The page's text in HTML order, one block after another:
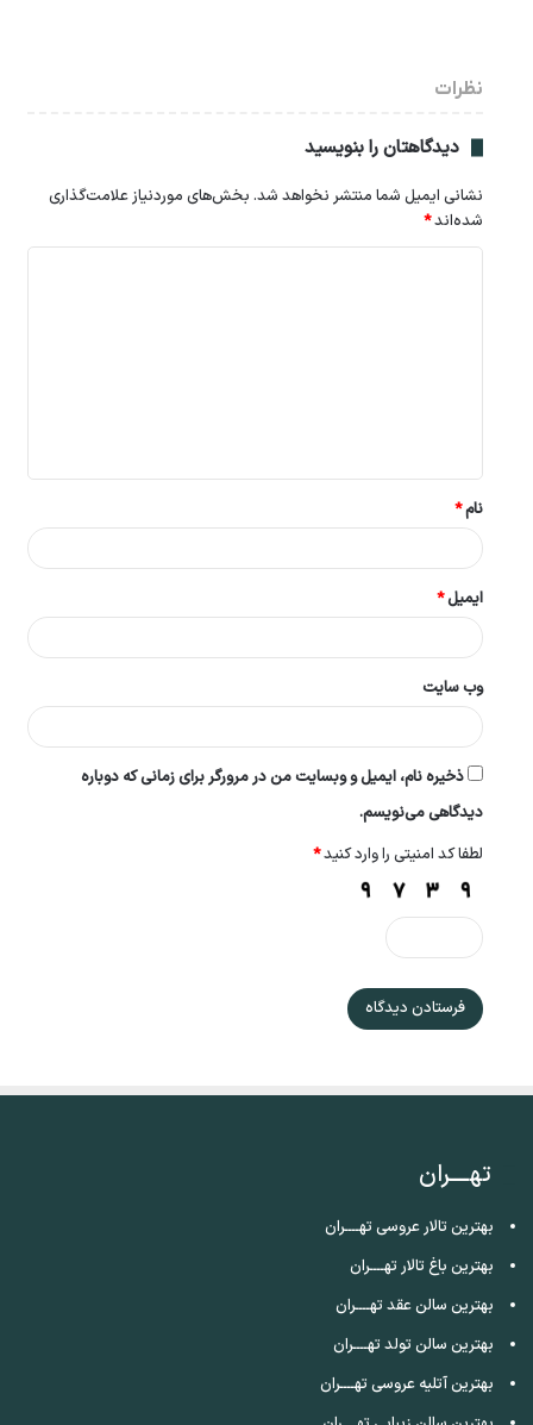
نظرات
دیدگاهتان را بنویسید
نشانی ایمیل شما منتشر نخواهد شد. بخش‌های موردنیاز علامت‌گذاری
شده‌اند*
*
نام*
ایمیل*
وب‌ سایت
ذخیره نام، ایمیل و وبسایت من در مرورگر برای زمانی که دوباره
دیدگاهی می‌نویسم.
لطفا کد امنیتی را وارد کنید*
تهــــران
بهترین تالار عروسی تهــــران
بهترین باغ تالار تهــــران
بهترین سالن عقد تهــــران
بهترین سالن تولد تهــــران
بهترین آتلیه عروسی تهــــران